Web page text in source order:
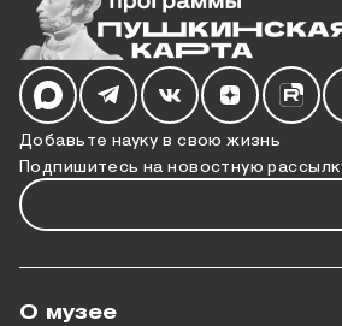
Добавьте науку в свою жизнь
Подпишитесь на новостную
Мы в социальных сетях
О музее